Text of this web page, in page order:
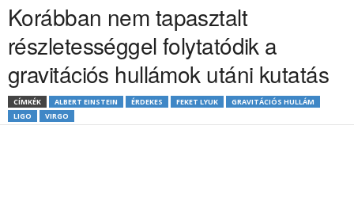
Korábban nem tapasztalt
részletességgel folytatódik a
gravitációs hullámok utáni kutatás
CÍMKÉK ALBERT EINSTEIN ÉRDEKES FEKET LYUK
GRAVITÁCIÓS HULLÁM
LIGO
VIRGO